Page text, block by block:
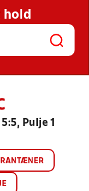
OG
hold
Pulje 1